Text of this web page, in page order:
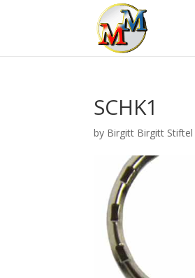
SCHK1
by Birgitt Birgitt Stiftel